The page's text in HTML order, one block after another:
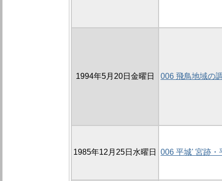
1994年5月20日金曜日 006 飛鳥地域の
1985年12月25日水曜日 006 平城' 宮跡・